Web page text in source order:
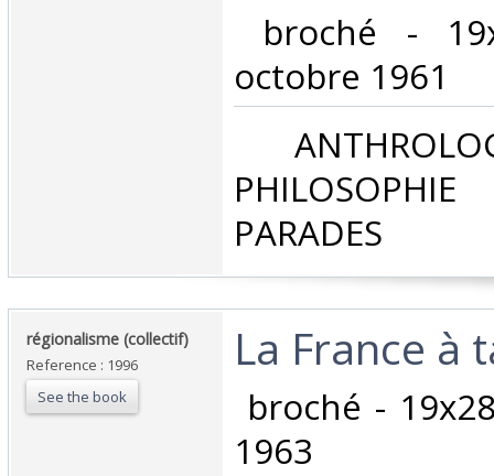
broché -
octobre 1961‎
PHILOSOPHIE
PARADES‎
‎régionalisme (collectif)‎
Reference : 1996
See the book
‎La France à
broché -
1963‎